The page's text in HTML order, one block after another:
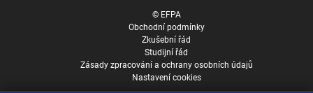
© EFPA
Obchodní podmínky
Zkušební řád
Studijní řád
Zásady zpracování a ochrany osobních údajů
Nastavení cookies